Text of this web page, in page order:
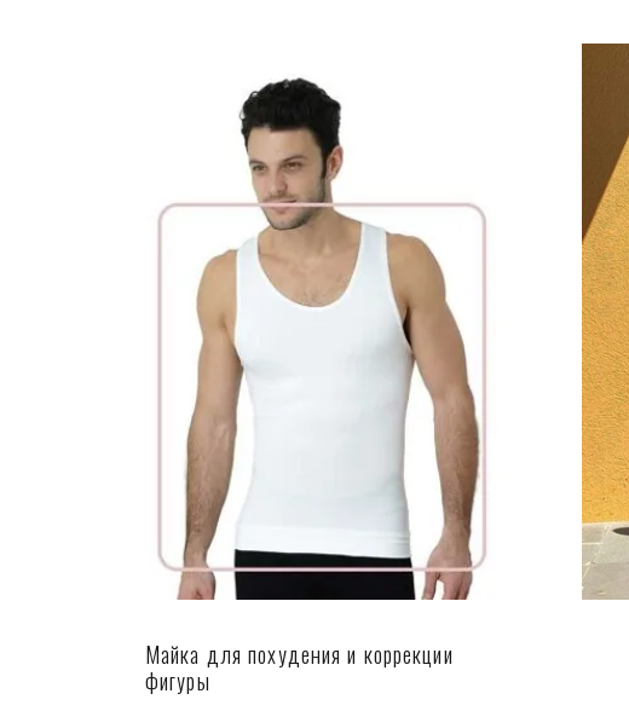
Майка для похудения и коррекции
фигуры